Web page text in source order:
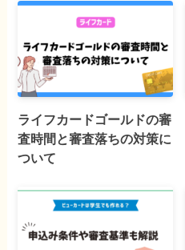
ライフカードゴールドの審
査時間と審査落ちの対策に
ついて